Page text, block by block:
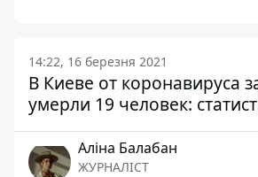
14:22, 16 березня 2021
В Киеве от коронавируса
умерли 19 человек:
Аліна Балабан
ЖУРНАЛІСТ